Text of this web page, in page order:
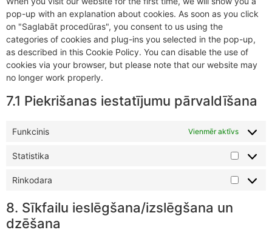
pop-up with an explanation about cookies. As soon as you click
on "Saglabāt procedūras", you consent to us using the
categories of cookies and plug-ins you selected in the pop-up,
as described in this Cookie Policy. You can disable the use of
cookies via your browser, but please note that our website may
no longer work properly.
7.1 Piekrišanas iestatījumu pārvaldīšana
Funkcinis Vienmēr aktīvs
Statistika
Rinkodara
8. Sīkfailu ieslēgšana/izslēgšana un
dzēšana